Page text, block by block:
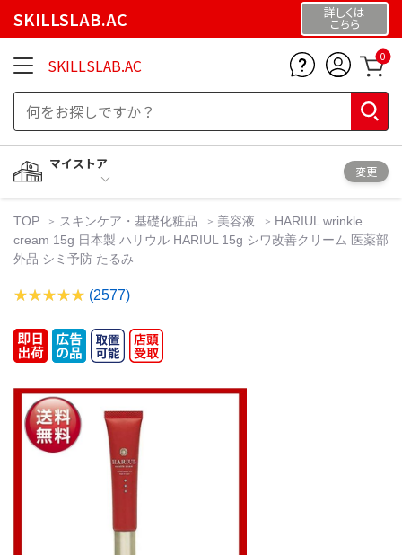
SKILLSLAB.AC 詳しくは
こちら
SKILLSLAB.AC 0
マイストア
変更
TOP スキンケア・基礎化粧品 美容液
HARIUL wrinkle
cream 15g 日本製 ハリウル HARIUL 15g シワ改善クリーム 医薬部
外品 シミ予防 たるみ
(2577)